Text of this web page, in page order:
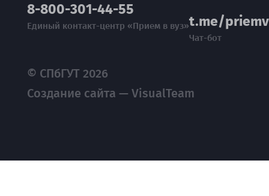
8-800-301-44-55
Единый контакт-центр «Прием в вуз»t.me/
Чат-бот
© СПбГУТ 2026
Создание сайта — VisualTeam